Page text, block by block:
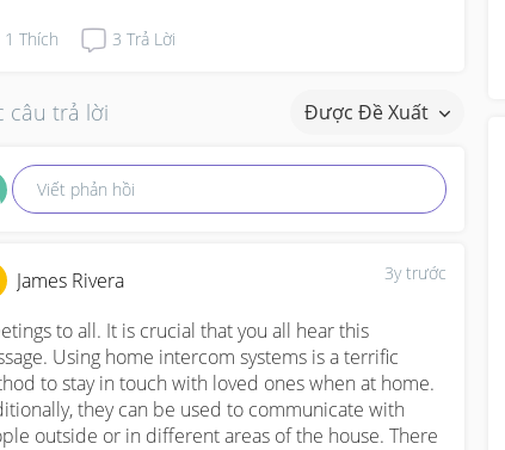
1 Thích 3 Trả Lời
câu trả lời Được Đề Xuất
Viết phản hồi
3y trước
James Rivera
to all. It is crucial that you all hear this
Using home intercom systems is a terrific
to stay in touch with loved ones when at home.
they can be used to communicate with
outside or in different areas of the house. There